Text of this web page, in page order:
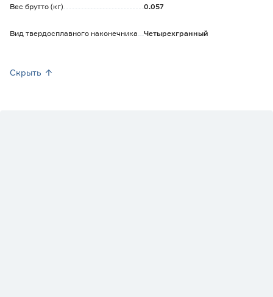
Вес брутто (кг) 0.057
Вид твердосплавного наконечника Четырехгранный
Скрыть